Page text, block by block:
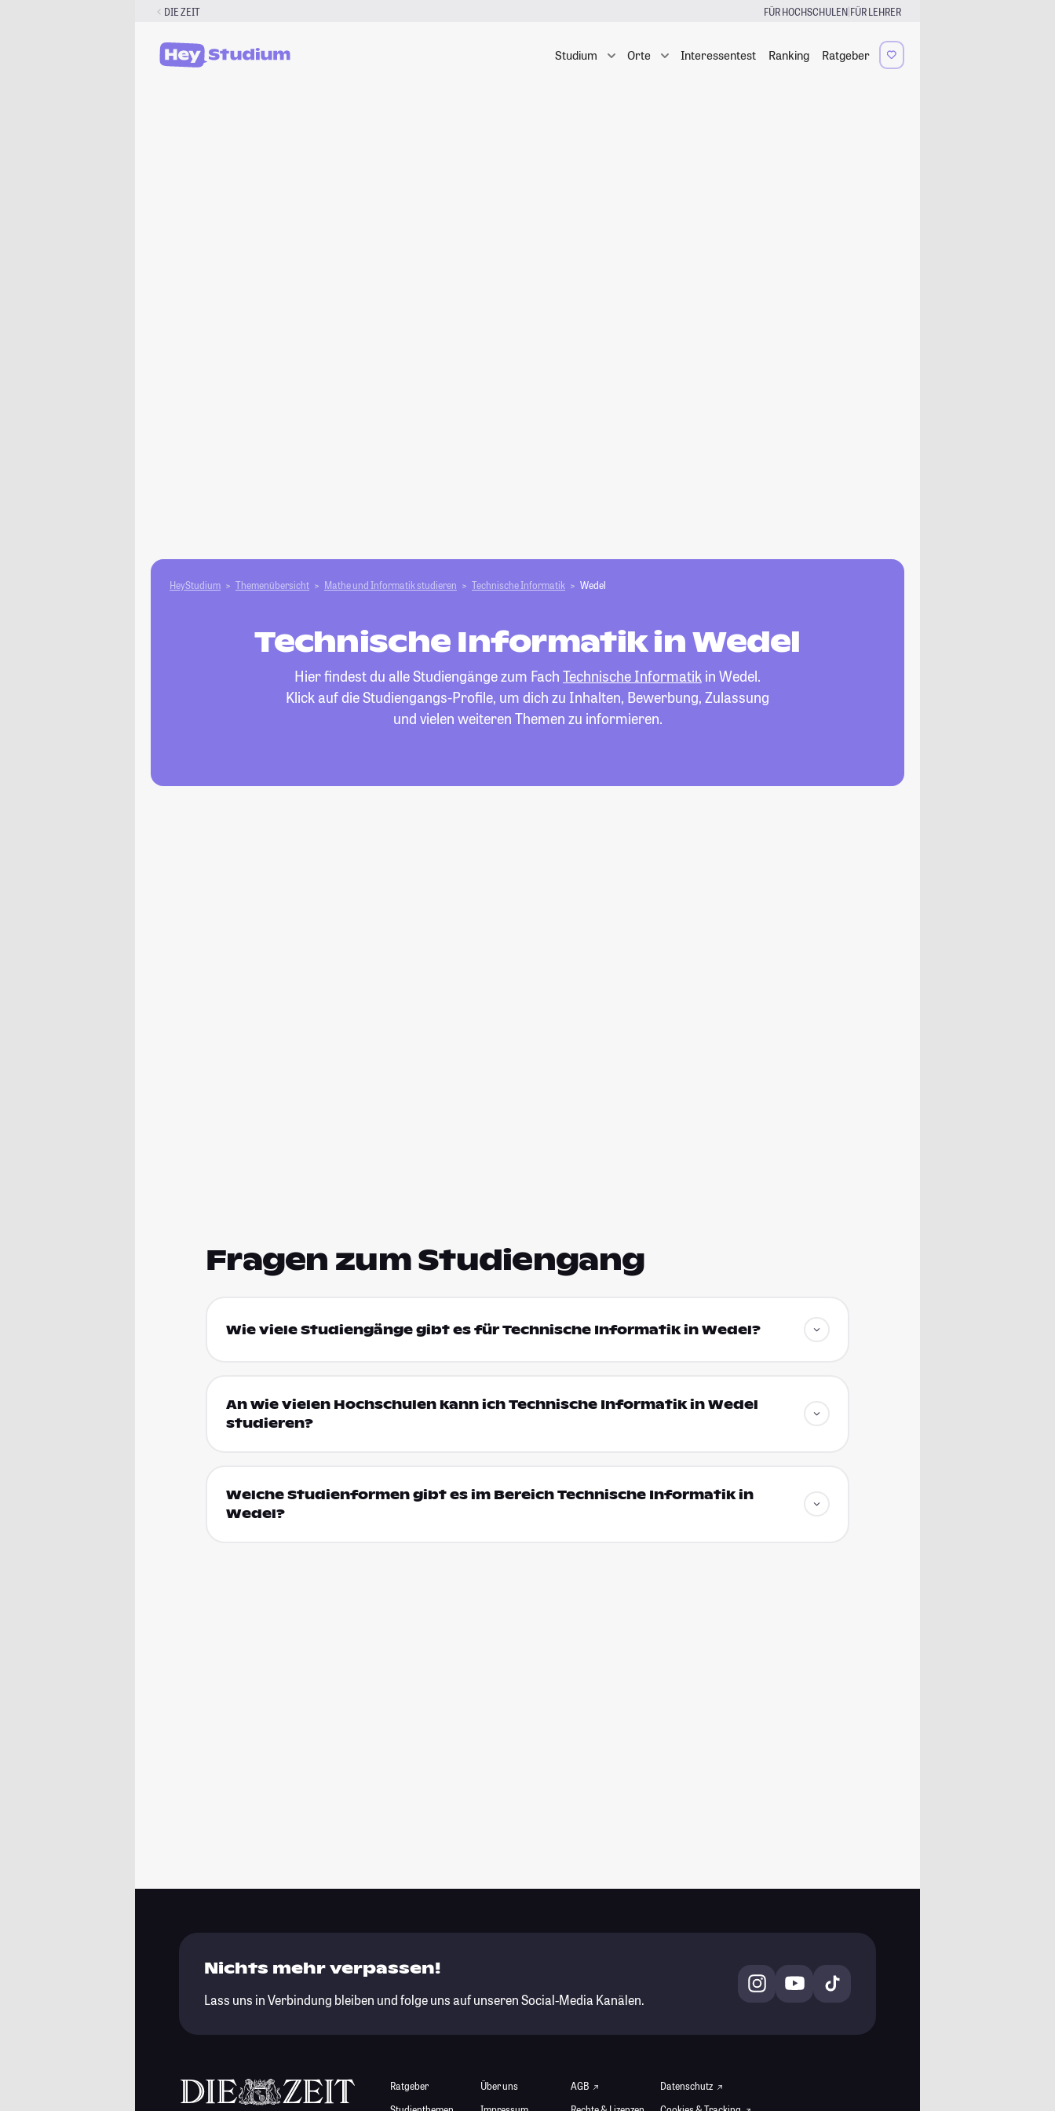
DIE ZEIT FÜR HOCHSCHULEN|FÜR LEHRER
Studium Orte Interessentest Ranking Ratgeber
HeyStudium Themenübersicht Mathe und Informatik studieren Technische Informatik Wedel
Technische Informatik in Wedel
Hier findest du alle Studiengänge zum Fach Technische Informatik in Wedel.
Klick auf die Studiengangs-Profile, um dich zu Inhalten, Bewerbung, Zulassung
und vielen weiteren Themen zu informieren.
Fragen zum Studiengang
Wie viele Studiengänge gibt es für Technische Informatik in Wedel?
An wie vielen Hochschulen kann ich Technische Informatik in Wedel
studieren?
Welche Studienformen gibt es im Bereich Technische Informatik in
Wedel?
Nichts mehr verpassen!
Lass uns in Verbindung bleiben und folge uns auf unseren Social-Media Kanälen.
Ratgeber
Über uns
AGB
Datenschutz